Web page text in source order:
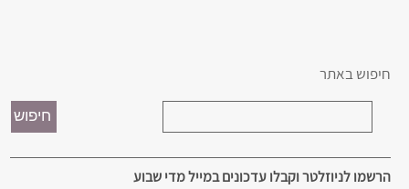
חיפוש באתר
הרשמו לניוזלטר וקבלו עדכונים במייל מדי שבוע